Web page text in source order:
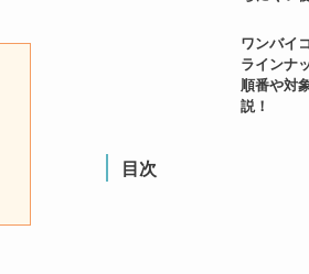
ワンバイ
ラインナ
順番や対
説！
目次